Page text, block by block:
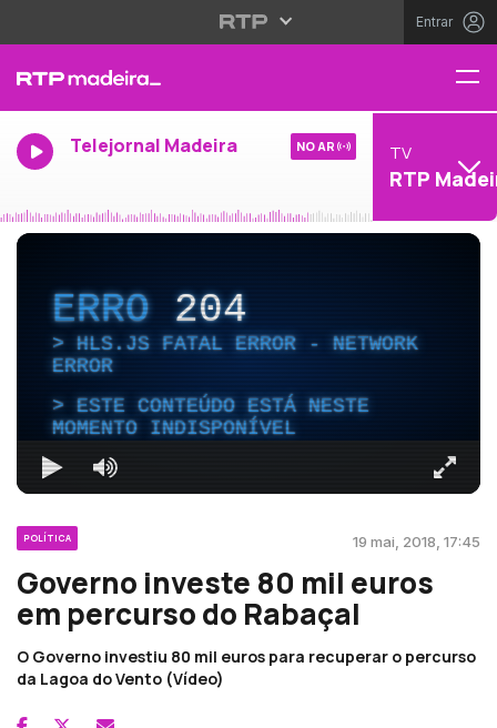
Entrar
Telejornal Madeira NO AR TV
RTP
ERRO204
HLS.JS FATAL ERROR - NETWORK
ERROR
ESTE CONTEÚDO ESTÁ NESTE
MOMENTO INDISPONÍVEL
POLÍTICA 19 mai, 2018, 17:45
Governo investe 80 mil euros
em percurso do Rabaçal
O Governo investiu 80 mil euros para recuperar o percurso
da Lagoa do Vento (Vídeo)